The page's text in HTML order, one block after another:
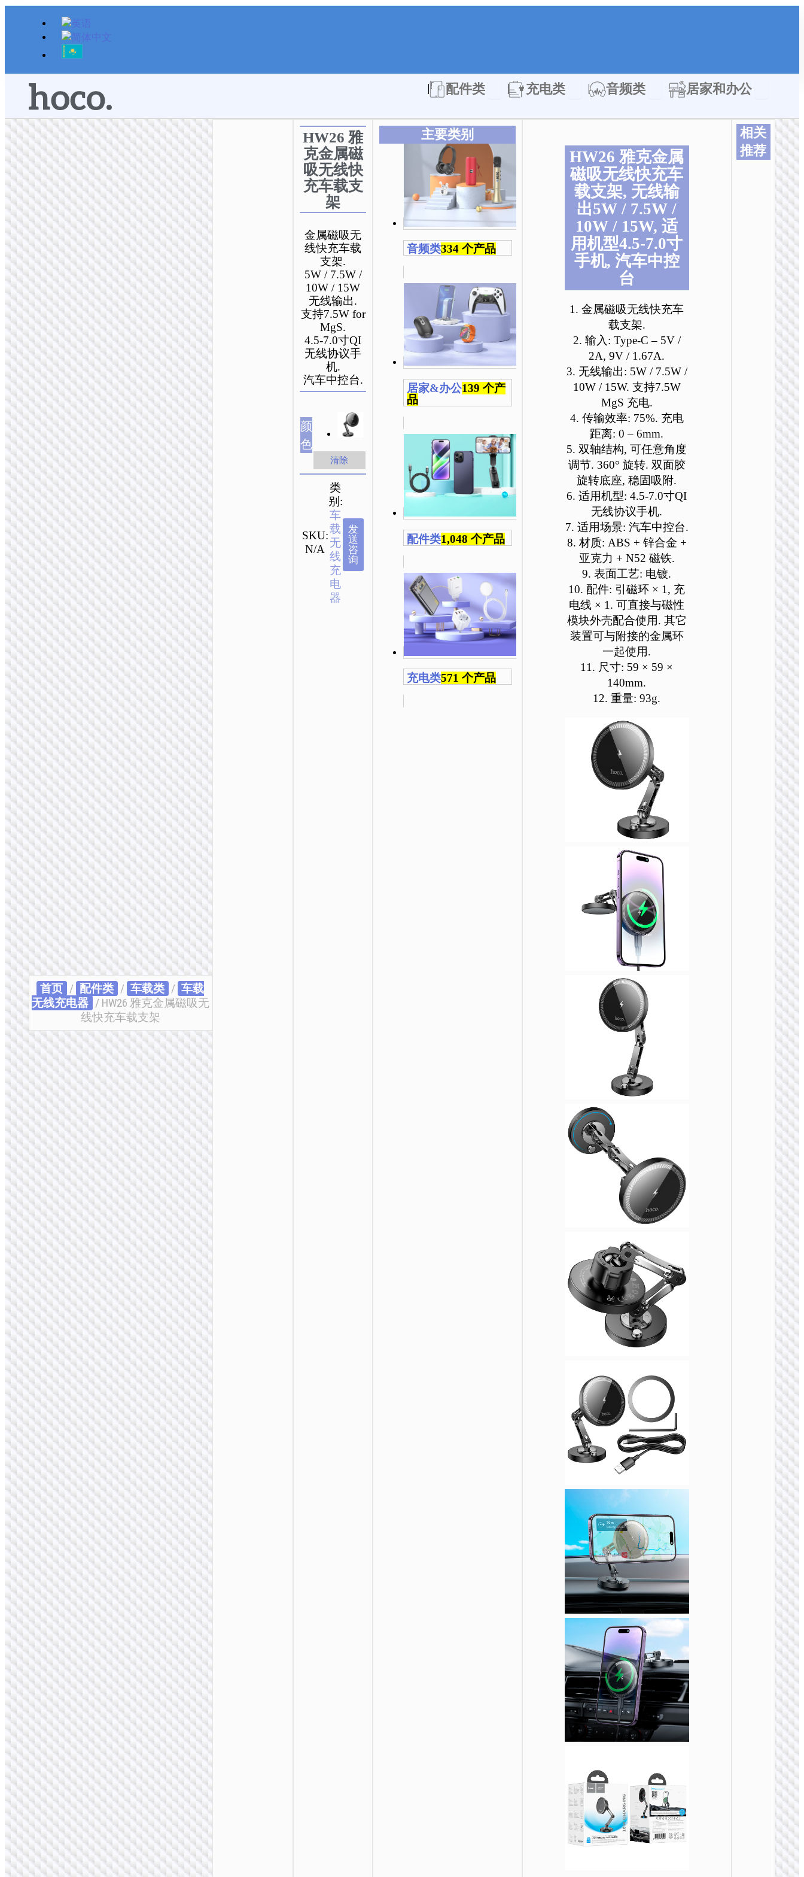
跳
配件类 Open 配件类充电类 Open 充电类音频类 Open 音频类居家和办公
首页 / 配件类 / 车载类 / 车载
无线充电器 / HW26 雅克金属磁吸无
线快充车载支架
HW26 雅
克金属磁
吸无线快
充车载支
架
金属磁吸无
线快充车载
支架.
5W / 7.5W /
10W / 15W
无线输出.
支持7.5W for
MgS.
4.5-7.0寸QI
无线协议手
机.
汽车中控台.
颜
色
清除
SKU:
N/A
类
别:
车
载
无
线
充
电
器
发
送
咨
询
主要类别
音频类334 个产品
居家&办公139 个产
品
配件类1,048 个产品
充电类571 个产品
HW26 雅克金属
磁吸无线快充车
载支架, 无线输
出5W / 7.5W /
10W / 15W, 适
用机型4.5-7.0寸
手机, 汽车中控
台
1. 金属磁吸无线快充车
载支架.
2. 输入: Type-C – 5V /
2A, 9V / 1.67A.
3. 无线输出: 5W / 7.5W /
10W / 15W. 支持7.5W
MgS 充电.
4. 传输效率: 75%. 充电
距离: 0 – 6mm.
5. 双轴结构, 可任意角度
调节. 360° 旋转. 双面胶
旋转底座, 稳固吸附.
6. 适用机型: 4.5-7.0寸QI
无线协议手机.
7. 适用场景: 汽车中控台.
8. 材质: ABS + 锌合金 +
亚克力 + N52 磁铁.
9. 表面工艺: 电镀.
10. 配件: 引磁环 × 1, 充
电线 × 1. 可直接与磁性
模块外壳配合使用. 其它
装置可与附接的金属环
一起使用.
11. 尺寸: 59 × 59 ×
140mm.
12. 重量: 93g.
相关
推荐
车载无
电器
HW33
胧金属
形磁吸
线快充
载支架
本
产
品
有
多
种
变
体
可
在
产
品
页
面
上
选
择
这
些
选
项
车载无
电器
HW32
能按压
无线快
车载支
本
产
品
有
多
种
变
体
可
在
产
品
页
面
上
选
择
这
些
选
项
车载无
电器
HW31
能环形
吸无线
充车载
架
本
产
品
有
多
种
变
体
可
在
产
品
页
面
上
选
择
这
些
选
项
车载无
电器
HW30
能环形
吸无线
充车载
架
本
产
品
有
多
种
变
体
可
在
产
品
页
面
上
选
择
这
些
选
项
车载无
电器
HW29
腾环形
吸无线
充车载
架
本
产
品
有
多
种
变
体
可
在
产
品
页
面
上
选
择
这
些
选
项
车载无
电器
HW28
乐二合
无线快
车载支
本
产
品
有
多
种
变
体
可
在
产
品
页
面
上
选
择
这
些
选
项